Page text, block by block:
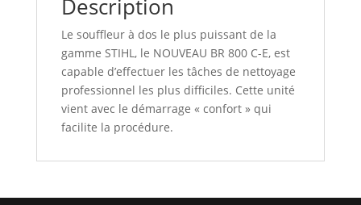
Description
Le souffleur à dos le plus puissant de la
gamme STIHL, le NOUVEAU BR 800 C-E, est
capable d’effectuer les tâches de nettoyage
professionnel les plus difficiles. Cette unité
vient avec le démarrage « confort » qui
facilite la procédure.